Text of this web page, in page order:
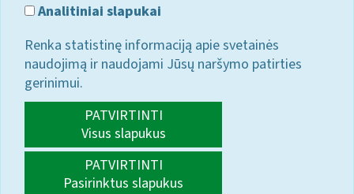
Analitiniai slapukai
Renka statistinę informaciją apie svetainės
naudojimą ir naudojami Jūsų naršymo patirties
gerinimui.
PATVIRTINTI
Visus slapukus
PATVIRTINTI
Pasirinktus slapukus